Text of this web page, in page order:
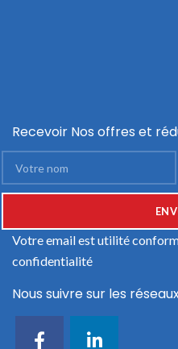
Recevoir Nos offres et
Votre email est utilité
confidentialité
Nous suivre sur les